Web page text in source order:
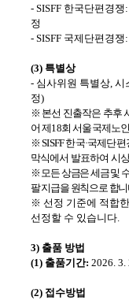
- SISFF 한국단편경쟁 :
정
- SISFF 국제단편경쟁
(3) 특별상
- 심사위원 특별상, 시
정)
※ 본선 진출작은 추후
어 제18회 서울국제노
※ SISFF한국·국제단편
막식에서 발표하여 시
※ 모든 상금은 세금 및
팔 지급을 원칙으로 합
※ 선정 기준에 적합
선정할 수 있습니다.
3) 출품 방법
(1) 출품기간: 2026. 3.
(2) 접수방법